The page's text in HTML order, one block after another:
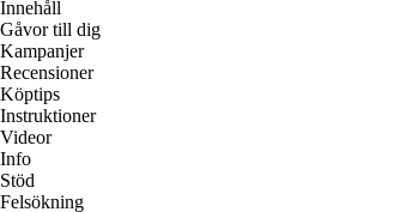
Innehåll
Gåvor till dig
Kampanjer
Recensioner
Köptips
Instruktioner
Videor
Info
Stöd
Felsökning